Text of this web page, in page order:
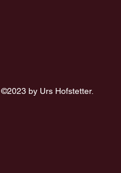
©2023 by Urs Hofstetter.